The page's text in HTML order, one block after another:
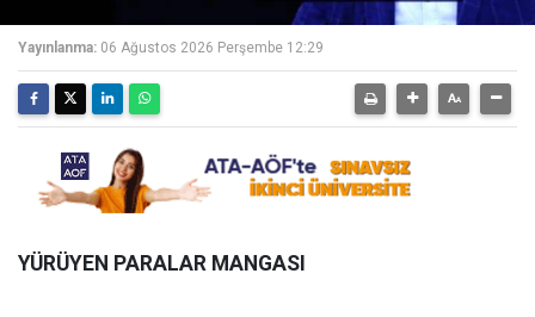
Yayınlanma: 06 Ağustos 2026 Perşembe 12:29
YÜRÜYEN PARALAR MANGASI